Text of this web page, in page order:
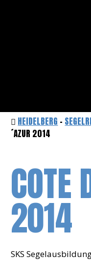
HEIDELBERG -
´AZUR 2014
COTE
2014
SKS